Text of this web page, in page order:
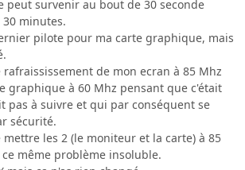
peut survenir au bout de 30 seconde
minutes.
pilote pour ma carte graphique, mais
rafraississement de mon ecran à 85 Mhz
graphique à 60 Mhz pensant que c'était
pas à suivre et qui par conséquent se
sécurité.
mettre les 2 (le moniteur et la carte) à 85
même problème insoluble.